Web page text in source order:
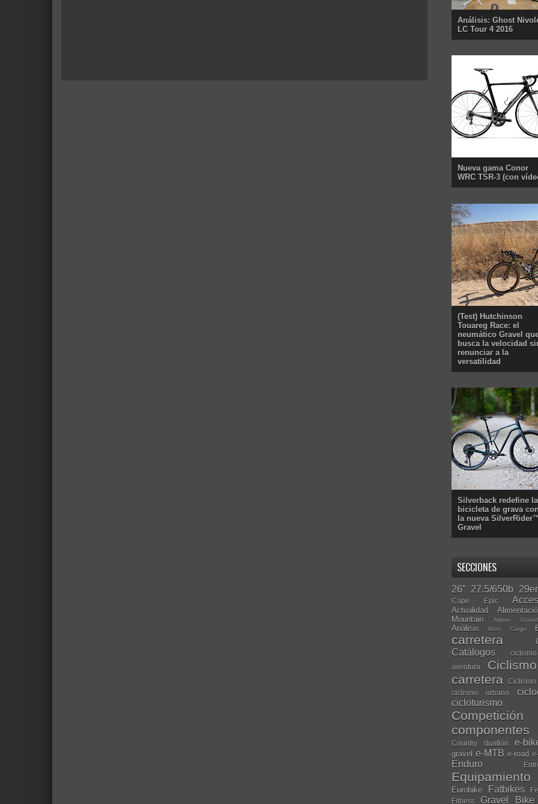
Análisis: Ghost
LC Tour 4 2016
Nueva gama Conor
WRC TSR-3 (con
(Test) Hutchinson
Touareg Race: el
neumático Gravel
busca la velocidad
renunciar a la
versatilidad
Silverback redefine la
bicicleta de grava
la nueva
Gravel
SECCIONES
26" 27.5/650b 29er
Cape Epic
Actualidad
Mountain
Alpine
Análisis Bicis Cargo
carretera
Catálogos
aventura
carretera
Ciclismo
ciclismo urbano
cicloturismo
Competición
componentes
Country duatlón e-
gravel e-MTB e-road
Enduro
Equipamiento
Eurobike Fatbikes
Fitness
Gravel Bike